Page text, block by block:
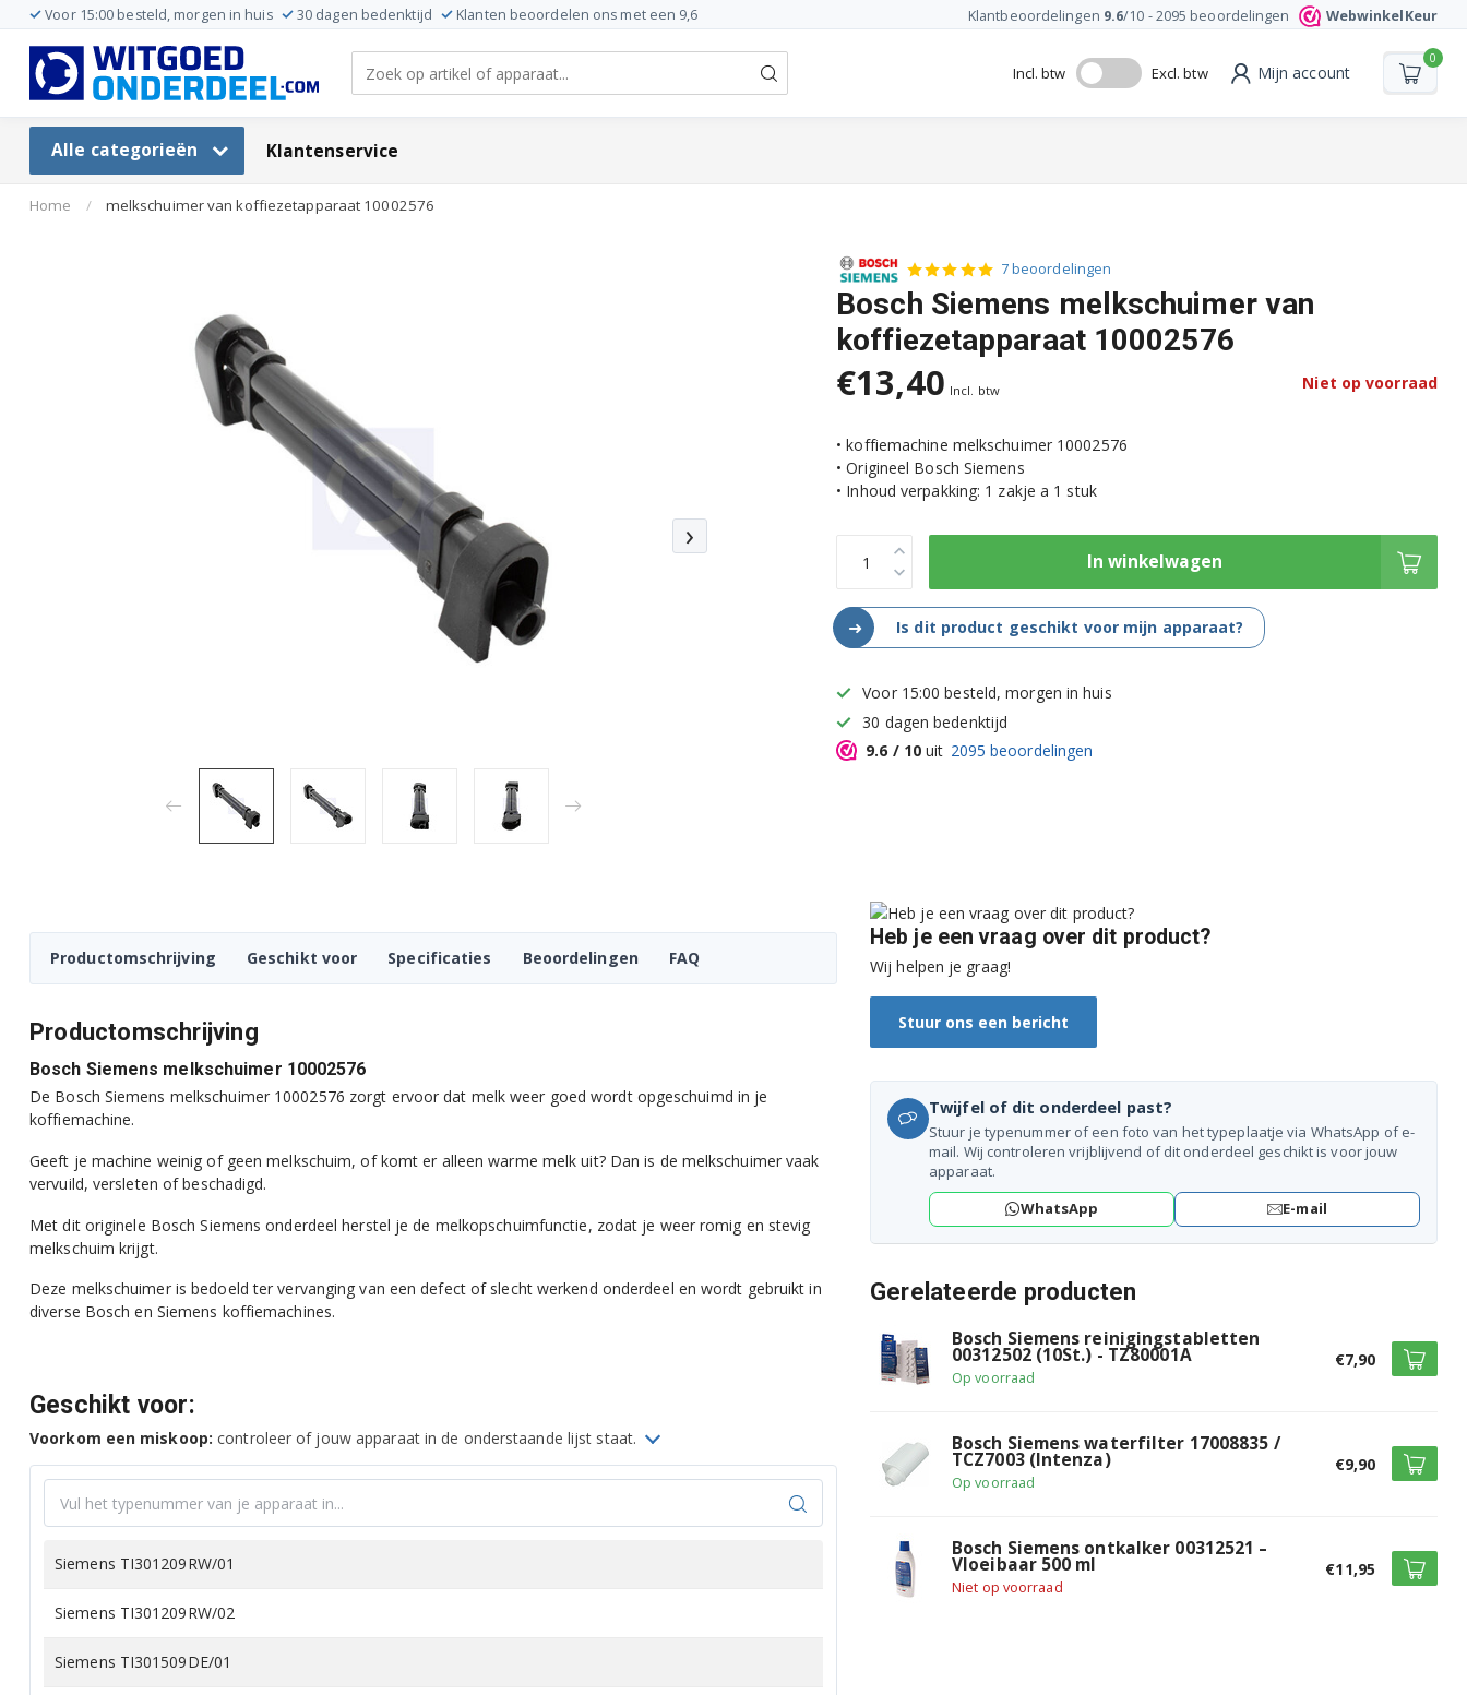
Voor 15:00 besteld, morgen in huis 30 dagen bedenktijd Klanten beoordelen ons met een 9,6 Klantbeoordelingen 9.6/10 -2095 beoordelingen WebwinkelKeur
Incl. btw Excl. btw Mijn account
0
Alle categorieën Klantenservice
Home / melkschuimer van koffiezetapparaat 10002576
›
7 beoordelingen
Bosch Siemens melkschuimer van
koffiezetapparaat 10002576
€13,40 Incl. btw Niet op voorraad
• koffiemachine melkschuimer 10002576
• Origineel Bosch Siemens
• Inhoud verpakking: 1 zakje a 1 stuk
In winkelwagen
➜ Is dit product geschikt voor mijn apparaat?
Voor 15:00 besteld, morgen in huis
30 dagen bedenktijd
9.6 / 10 uit 2095 beoordelingen
Productomschrijving Geschikt voor Specificaties Beoordelingen FAQ
Productomschrijving
Bosch Siemens melkschuimer 10002576
De Bosch Siemens melkschuimer 10002576 zorgt ervoor dat melk weer goed wordt opgeschuimd in je
koffiemachine.
Geeft je machine weinig of geen melkschuim, of komt er alleen warme melk uit? Dan is de melkschuimer vaak
vervuild, versleten of beschadigd.
Met dit originele Bosch Siemens onderdeel herstel je de melkopschuimfunctie, zodat je weer romig en stevig
melkschuim krijgt.
Deze melkschuimer is bedoeld ter vervanging van een defect of slecht werkend onderdeel en wordt gebruikt in
diverse Bosch en Siemens koffiemachines.
Geschikt voor:
Voorkom een miskoop: controleer of jouw apparaat in de onderstaande lijst staat.
Siemens TI301209RW/01
Siemens TI301209RW/02
Siemens TI301509DE/01
Heb je een vraag over dit product?
Wij helpen je graag!
Stuur ons een bericht
Twijfel of dit onderdeel past?
Stuur je typenummer of een foto van het typeplaatje via WhatsApp of e-
mail. Wij controleren vrijblijvend of dit onderdeel geschikt is voor jouw
apparaat.
WhatsApp
E-mail
Gerelateerde producten
Bosch Siemens reinigingstabletten
00312502 (10St.) - TZ80001A
Op voorraad
€7,90
Bosch Siemens waterfilter 17008835 /
TCZ7003 (Intenza)
Op voorraad
€9,90
Bosch Siemens ontkalker 00312521 –
Vloeibaar 500 ml
Niet op voorraad
€11,95